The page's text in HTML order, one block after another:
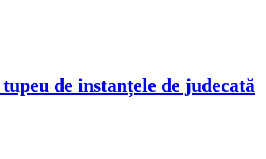
de instanțele de judecată